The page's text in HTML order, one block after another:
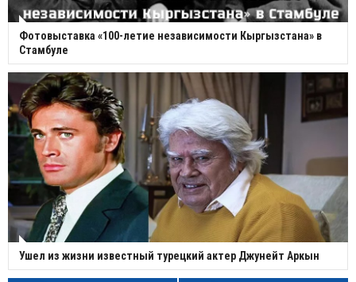
Фотовыставка «100-летие независимости Кыргызстана» в
Стамбуле
Ушел из жизни известный турецкий актер Джунейт Аркын